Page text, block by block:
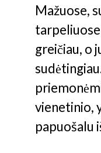
Mažuose,
greičiau, o
vienetinio,
papuošalu